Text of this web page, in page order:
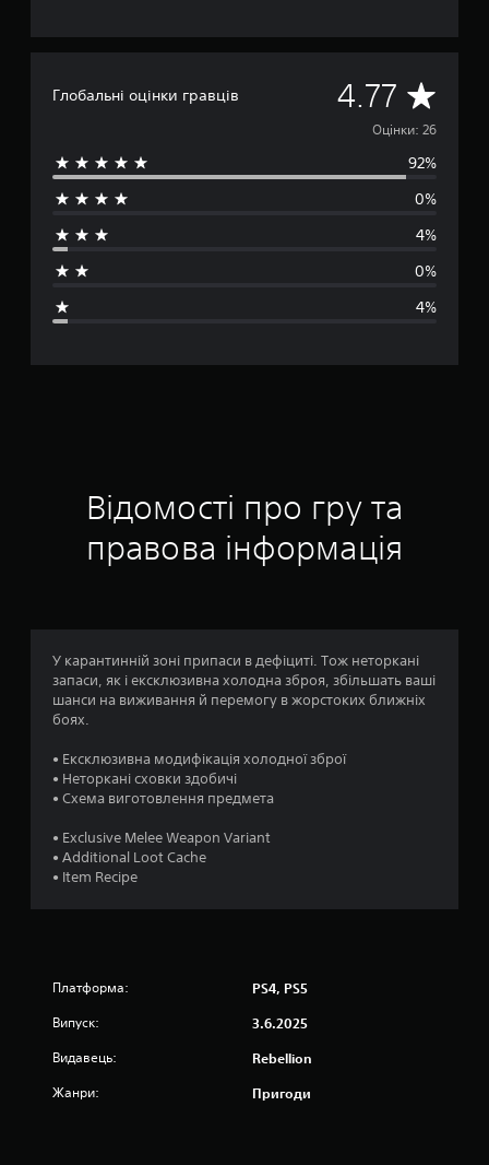
Глобальні оцінки гравців 4.77 С
е
р
о
н
к
4
.
’
Оцінки: 26
92%
0%
4%
0%
4%
Відомості про гру та
правова інформація
У карантинній зоні припаси в дефіциті. Тож неторкані
запаси, як і ексклюзивна холодна зброя, збільшать ваші
шанси на виживання й перемогу в жорстоких ближніх
боях.
• Ексклюзивна модифікація холодної зброї
• Неторкані сховки здобичі
• Схема виготовлення предмета
• Exclusive Melee Weapon Variant
• Additional Loot Cache
• Item Recipe
Платформа: PS4, PS5
Випуск: 3.6.2025
Видавець: Rebellion
Жанри: Пригоди